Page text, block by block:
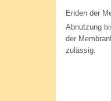
Enden der
Abnutzung
der
zulässig.